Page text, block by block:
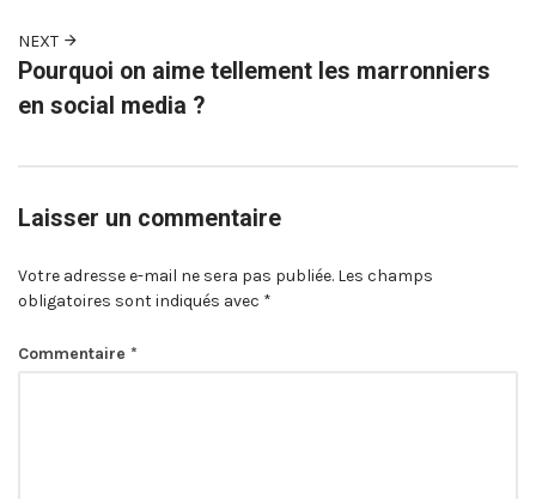
NEXT
Pourquoi on aime tellement les marronniers
en social media ?
Laisser un commentaire
Votre adresse e-mail ne sera pas publiée. Les champs
obligatoires sont indiqués avec *
Commentaire *